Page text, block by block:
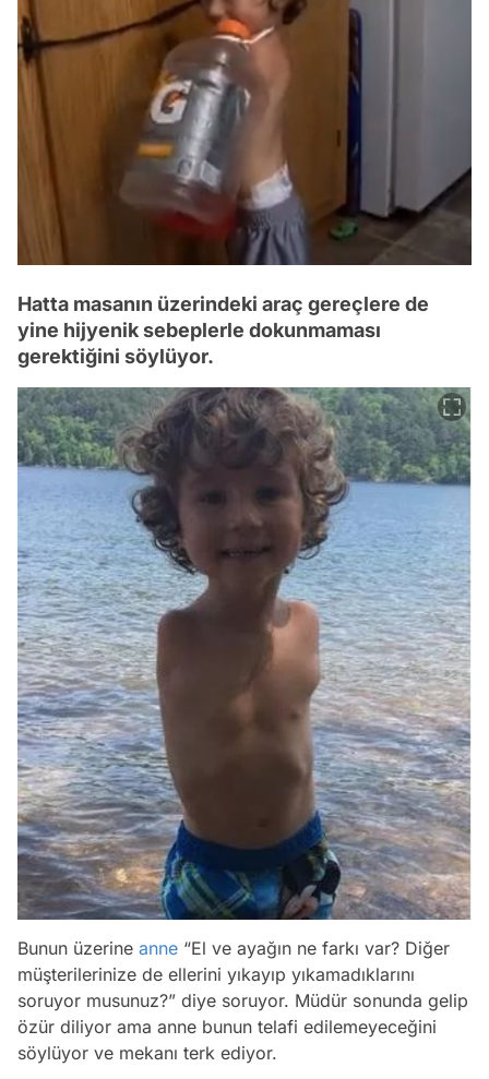
Hatta masanın üzerindeki araç gereçlere de
yine hijyenik sebeplerle dokunmaması
gerektiğini söylüyor.
Bunun üzerine anne “El ve ayağın ne farkı var? Diğer
müşterilerinize de ellerini yıkayıp yıkamadıklarını
soruyor musunuz?” diye soruyor. Müdür sonunda gelip
özür diliyor ama anne bunun telafi edilemeyeceğini
söylüyor ve mekanı terk ediyor.